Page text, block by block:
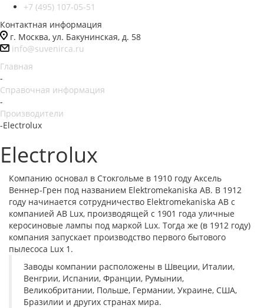
+7 (495) 107-05-51
Контактная информация
г. Москва, ул. Бакунинская, д. 58
info@suvenirca.ru
Главная
-
Справочная информация
-
Производители
-Electrolux
Electrolux
Компанию основал в Стокгольме в 1910 году Аксель
Веннер-Грен под названием Elektromekaniska AB. В 1912
году начинается сотрудничество Elektromekaniska AB с
компанией AB Lux, производящей с 1901 года уличные
керосиновые лампы под маркой Lux. Тогда же (в 1912 году)
компания запускает производство первого бытового
пылесоса Lux 1.
Заводы компании расположены в Швеции, Италии,
Венгрии, Испании, Франции, Румынии,
Великобритании, Польше, Германии, Украине, США,
Бразилии и других странах мира.